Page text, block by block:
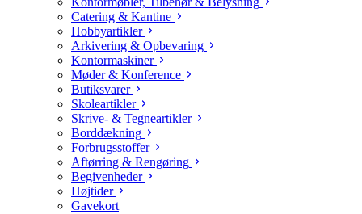
Catering & Kantine
Hobbyartikler
Arkivering & Opbevaring
Kontormaskiner
Møder & Konference
Butiksvarer
Skoleartikler
Skrive- & Tegneartikler
Borddækning
Forbrugsstoffer
Aftørring & Rengøring
Begivenheder
Højtider
Gavekort